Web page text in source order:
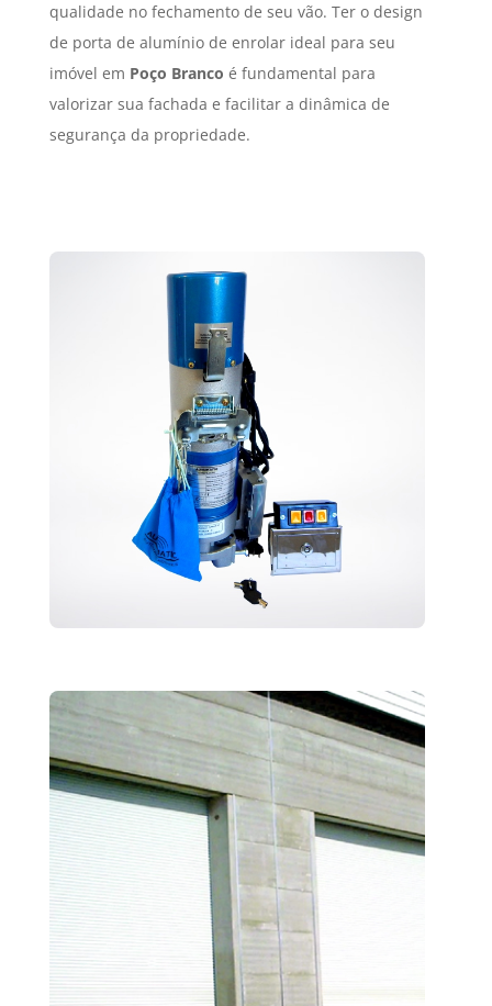
qualidade no fechamento de seu vão. Ter o design
de porta de alumínio de enrolar ideal para seu
imóvel em Poço Branco é fundamental para
valorizar sua fachada e facilitar a dinâmica de
segurança da propriedade.